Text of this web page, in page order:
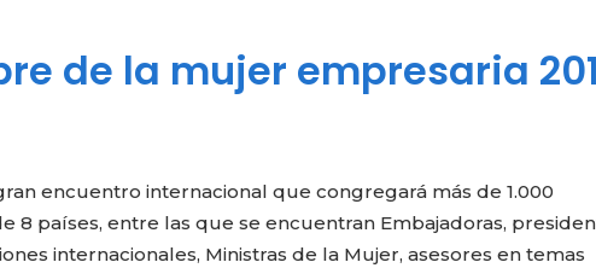
de la mujer empresaria
encuentro internacional que congregará más de 1.000
8 países, entre las que se encuentran Embajadoras,
internacionales, Ministras de la Mujer, asesores en temas